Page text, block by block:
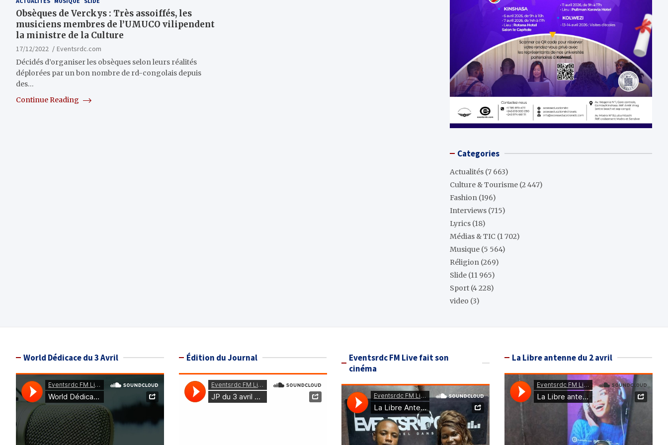
Obsèques de Verckys : Très assoiffés, les
musiciens membres de l’UMUCO vilipendent
la ministre de la Culture
17/12/2022
Eventsrdc.com
Décidés d’organiser les obsèques selon leurs réalités
déplorées par un bon nombre de rd-congolais depuis
des…
Continue Reading
Categories
Actualités (7 663)
Culture & Tourisme (2 447)
Fashion (196)
Interviews (715)
Lyrics (18)
Médias & TIC (1 702)
Musique (5 564)
Réligion (269)
Slide (11 965)
Sport (4 228)
video (3)
World Dédicace du 3 Avril Édition du Journal
Eventsrdc FM Live fait son
cinéma
La Libre antenne du 2 avril